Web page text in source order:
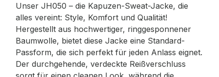
Unser JH050 – die Kapuzen-Sweat-Jacke, die
alles vereint: Style, Komfort und Qualität!
Hergestellt aus hochwertiger, ringgesponnener
Baumwolle, bietet diese Jacke eine Standard-
Passform, die sich perfekt für jeden Anlass eignet.
Der durchgehende, verdeckte Reißverschluss